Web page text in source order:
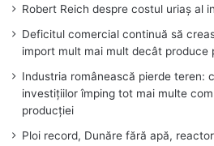
Robert Reich despre costul uriaș al
Deficitul comercial continuă să
import mult mai mult decât produce
Industria românească pierde teren:
investițiilor împing tot mai multe
producției
Ploi record, Dunăre fără apă,